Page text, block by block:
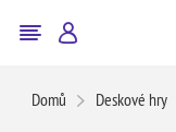
Domů Deskové hry